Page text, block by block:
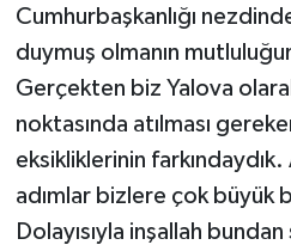
Cumhurbaşkanlığı
duymuş olmanın
Gerçekten biz Yalova
noktasında atılması
eksikliklerinin
adımlar bizlere çok büyük
Dolayısıyla inşallah